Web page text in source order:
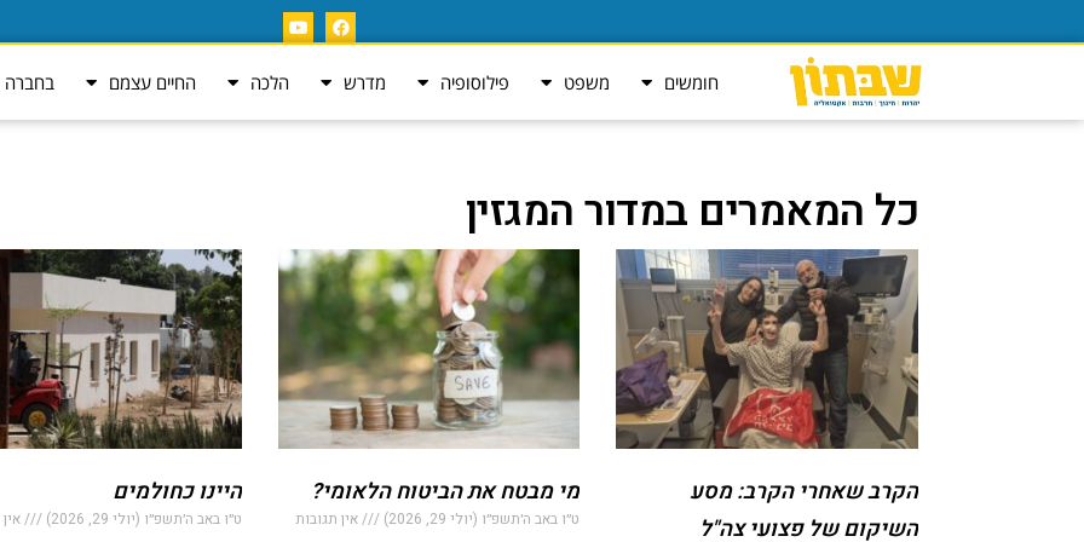
חומשים משפט פילוסופיה מדרש הלכה החיים עצמם בחברה
כל המאמרים במדור המגזין
הקרב שאחרי הקרב: מסע
השיקום של פצועי צה"ל
מי מבטח את הביטוח הלאומי?
ט״ו באב ה׳תשפ״ו (יולי 29, 2026) אין תגובות
היינו כחולמים
ט״ו באב ה׳תשפ״ו (יולי 29, 2026)